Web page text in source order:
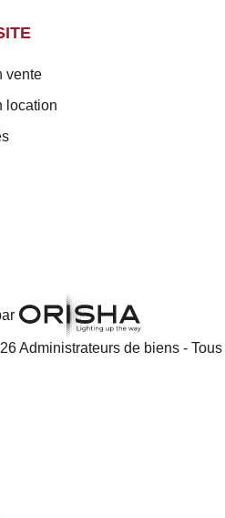
vente
location
Administrateurs de biens -